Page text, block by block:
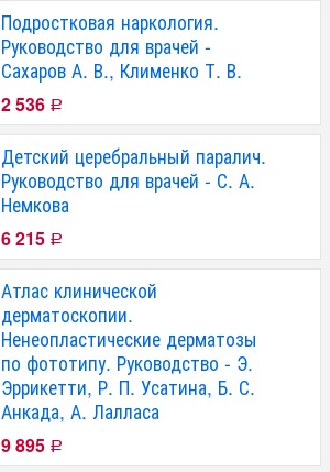
Подростковая наркология.
Руководство для врачей -
Сахаров А. В., Клименко Т. В.
2 536 Р
Детский церебральный паралич.
Руководство для врачей - С. А.
Немкова
6 215 Р
Атлас клинической
дерматоскопии.
Ненеопластические дерматозы
по фототипу. Руководство - Э.
Эррикетти, Р. П. Усатина, Б. С.
Анкада, А. Лалласа
9 895 Р